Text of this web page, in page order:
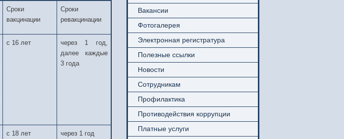
Вакансии
Фотогалерея
Электронная регистратура
Полезные ссылки
Новости
Сотрудникам
Профилактика
Противодействия коррупции
Платные услуги
Сроки
вакцинации
Сроки
ревакцинации
с 16 лет
через 1 год,
далее каждые
3 года
с 18 лет через 1 год